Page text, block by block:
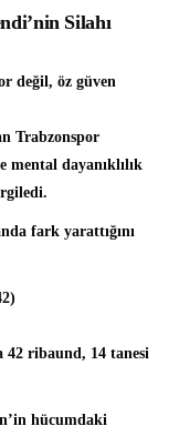
Silahı
değil, öz güven
Trabzonspor
mental dayanıklılık
fark yarattığını
42 ribaund, 14 tanesi
hücumdaki